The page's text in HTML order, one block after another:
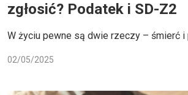
zgłosić? Podatek i SD-Z2
W życiu pewne są dwie rzeczy – śmierć i
02/05/2025